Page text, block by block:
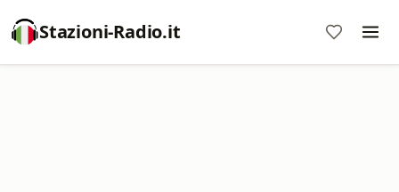
Stazioni-Radio.it